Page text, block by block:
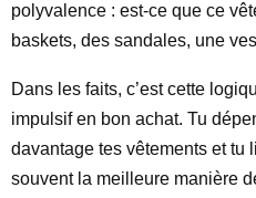
polyvalence : est-ce que ce
baskets, des sandales, une
Dans les faits, c’est cette
impulsif en bon achat. Tu
davantage tes vêtements et tu
souvent la meilleure manière